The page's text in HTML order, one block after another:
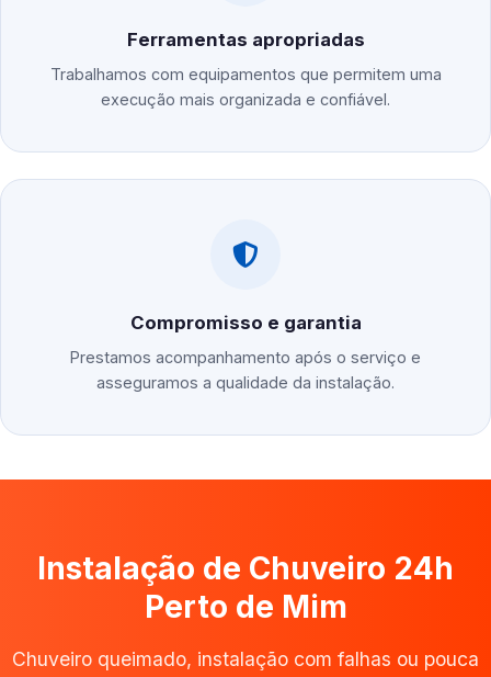
Ferramentas apropriadas
Trabalhamos com equipamentos que permitem uma
execução mais organizada e confiável.
Compromisso e garantia
Prestamos acompanhamento após o serviço e
asseguramos a qualidade da instalação.
Instalação de Chuveiro 24h
Perto de Mim
Chuveiro queimado, instalação com falhas ou pouca